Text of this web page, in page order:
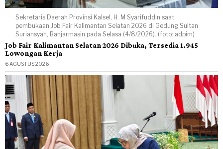
Sekretaris Daerah Provinsi Kalsel, H. M Syarifuddin saat
pembukaan Job Fair Kalimantan Selatan 2026 di Gedung Sultan
Suriansyah, Banjarmasin pada Selasa (4/8/2026). (foto: adpim)
Job Fair Kalimantan Selatan 2026 Dibuka, Tersedia 1.945
Lowongan Kerja
6 AGUSTUS 2026